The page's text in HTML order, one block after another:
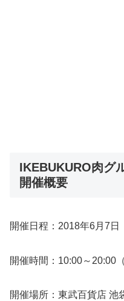
IKEBUKURO肉グ
開催概要
開催日程：2018年6月7日
開催時間：10:00～20:00
開催場所：東武百貨店 池